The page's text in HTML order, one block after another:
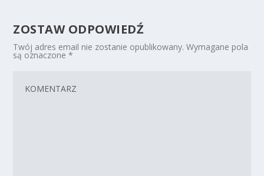
ZOSTAW ODPOWIEDŹ
Twój adres email nie zostanie opublikowany. Wymagane pola
są oznaczone*